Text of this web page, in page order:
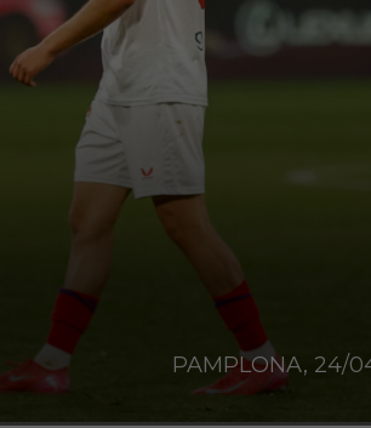
PAMPLONA, 24/